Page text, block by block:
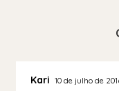
Kari 10 de julho de